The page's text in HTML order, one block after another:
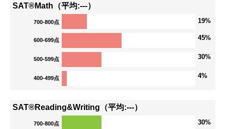
SAT®Math（平均:---）
700-800点 19%
600-699点 45%
500-599点 30%
400-499点 4%
SAT®Reading&Writing（平均:---）
700-800点 30%